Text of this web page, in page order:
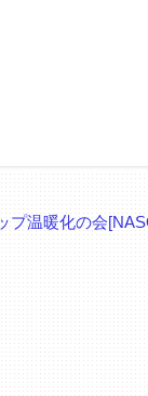
プ温暖化の会